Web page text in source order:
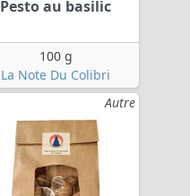
Pesto au basilic
100 g
La Note Du Colibri
Autre